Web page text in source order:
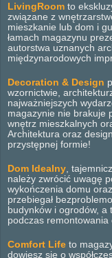
LivingRoom to
związane z
mieszkanie lub dom i
łamach magazynu
autorstwa uznanych
międzynarodowych
Decoration & Design
wzornictwie,
najważniejszych
magazynie nie brakuje
wnętrz mieszkalnych
Architektura oraz
przystępnej formie!
Dom Idealny ,
należy zwrócić uwagę
wykończenia domu
przebiegał
budynków i ogrodów, a
podczas remontowania
Comfort Life to
dowiesz się o